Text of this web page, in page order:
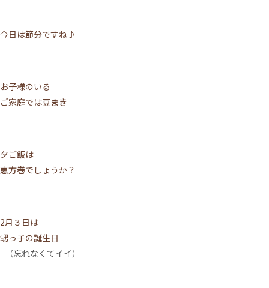
今日は節分ですね♪
お子様のいる
ご家庭では豆まき
夕ご飯は
恵方巻でしょうか？
2月３日は
甥っ子の誕生日
（忘れなくてイイ）